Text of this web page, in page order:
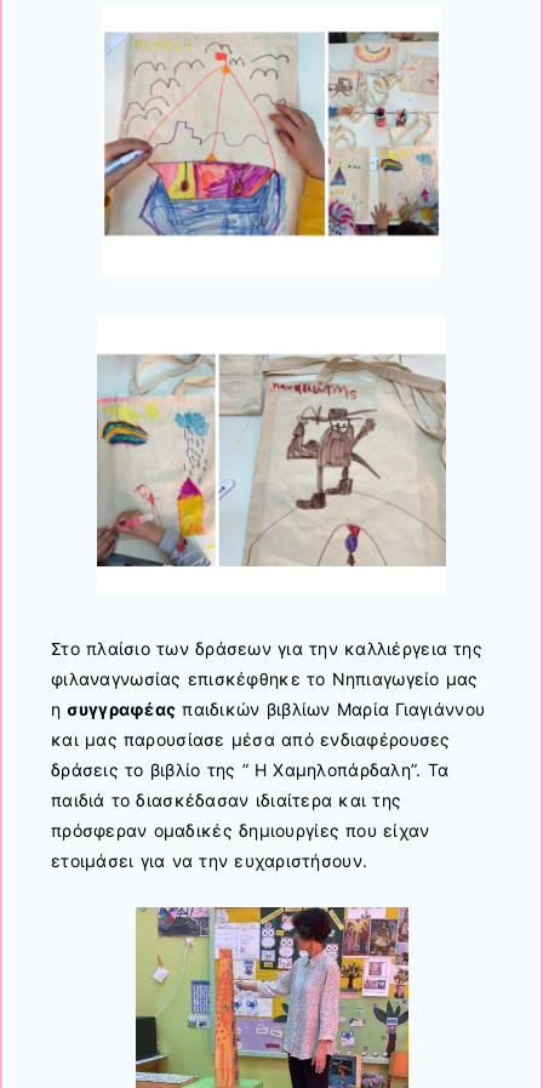
Στο πλαίσιο των δράσεων για την καλλιέργεια της
φιλαναγνωσίας επισκέφθηκε το Νηπιαγωγείο μας
η συγγραφέας παιδικών βιβλίων Μαρία Γιαγιάννου
και μας παρουσίασε μέσα από ενδιαφέρουσες
δράσεις το βιβλίο της ” Η Χαμηλοπάρδαλη”. Τα
παιδιά το διασκέδασαν ιδιαίτερα και της
πρόσφεραν ομαδικές δημιουργίες που είχαν
ετοιμάσει για να την ευχαριστήσουν.